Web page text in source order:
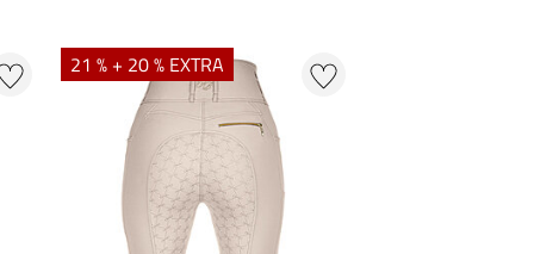
21 % + 20 % EXTRA